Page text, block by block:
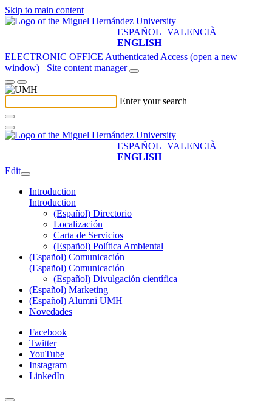
Skip to main content
ESPAÑOL VALENCIÀ
ENGLISH
ELECTRONIC OFFICE Authenticated Access (open a new
window)
Site content manager
Enter your search
ESPAÑOL VALENCIÀ
ENGLISH
Edit
Introduction
Introduction
(Español) Directorio
Localización
Carta de Servicios
(Español) Política Ambiental
(Español) Comunicación
(Español) Comunicación
(Español) Divulgación científica
(Español) Marketing
(Español) Alumni UMH
Novedades
Facebook
Twitter
YouTube
Instagram
LinkedIn